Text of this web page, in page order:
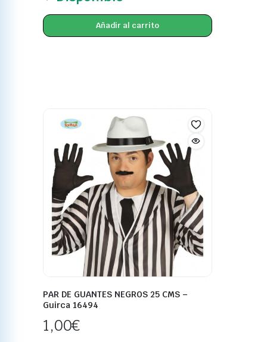
Añadir al carrito
PAR DE GUANTES NEGROS 25 CMS –
Guirca 16494
1,00€